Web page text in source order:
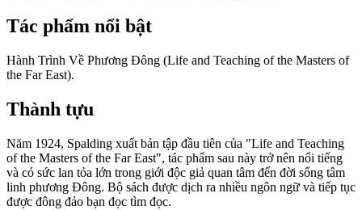
Tác phẩm nổi bật
Hành Trình Về Phương Đông (Life and Teaching of the Masters of
the Far East).
Thành tựu
Năm 1924, Spalding xuất bản tập đầu tiên của "Life and Teaching
of the Masters of the Far East", tác phẩm sau này trở nên nổi tiếng
và có sức lan tỏa lớn trong giới độc giả quan tâm đến đời sống tâm
linh phương Đông. Bộ sách được dịch ra nhiều ngôn ngữ và tiếp tục
được đông đảo bạn đọc tìm đọc.